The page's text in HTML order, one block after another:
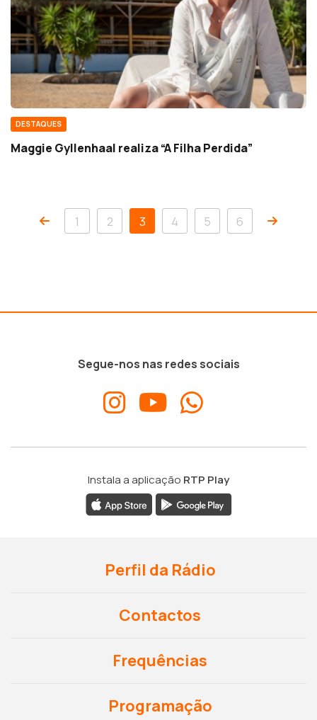
DESTAQUES
Maggie Gyllenhaal realiza “A Filha Perdida”
1 2 3 4 5 6
Segue-nos nas redes sociais
Instala a aplicação RTP Play
Perfil da Rádio
Contactos
Frequências
Programação